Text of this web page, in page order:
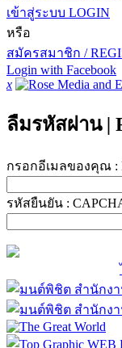
เข้าสู่ระบบ LOGIN
หรือ
สมัครสมาชิก /
Login with Facebook
x
ลืมรหัสผ่าน |
กรอกอีเมลของคุณ :
รหัสยืนยัน :